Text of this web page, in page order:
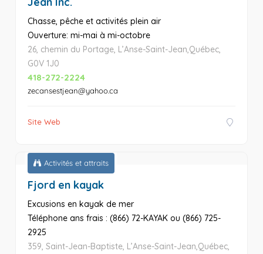
Chasse, pêche et activités plein air
Ouverture: mi-mai à mi-octobre
26, chemin du Portage, L’Anse-Saint-Jean,Québec,
G0V 1J0
418-272-2224
zecansestjean@yahoo.ca
Site Web
Activités et attraits
Fjord en kayak
Excusions en kayak de mer
Téléphone ans frais : (866) 72-KAYAK ou (866) 725-
2925
359, Saint-Jean-Baptiste, L’Anse-Saint-Jean,Québec,